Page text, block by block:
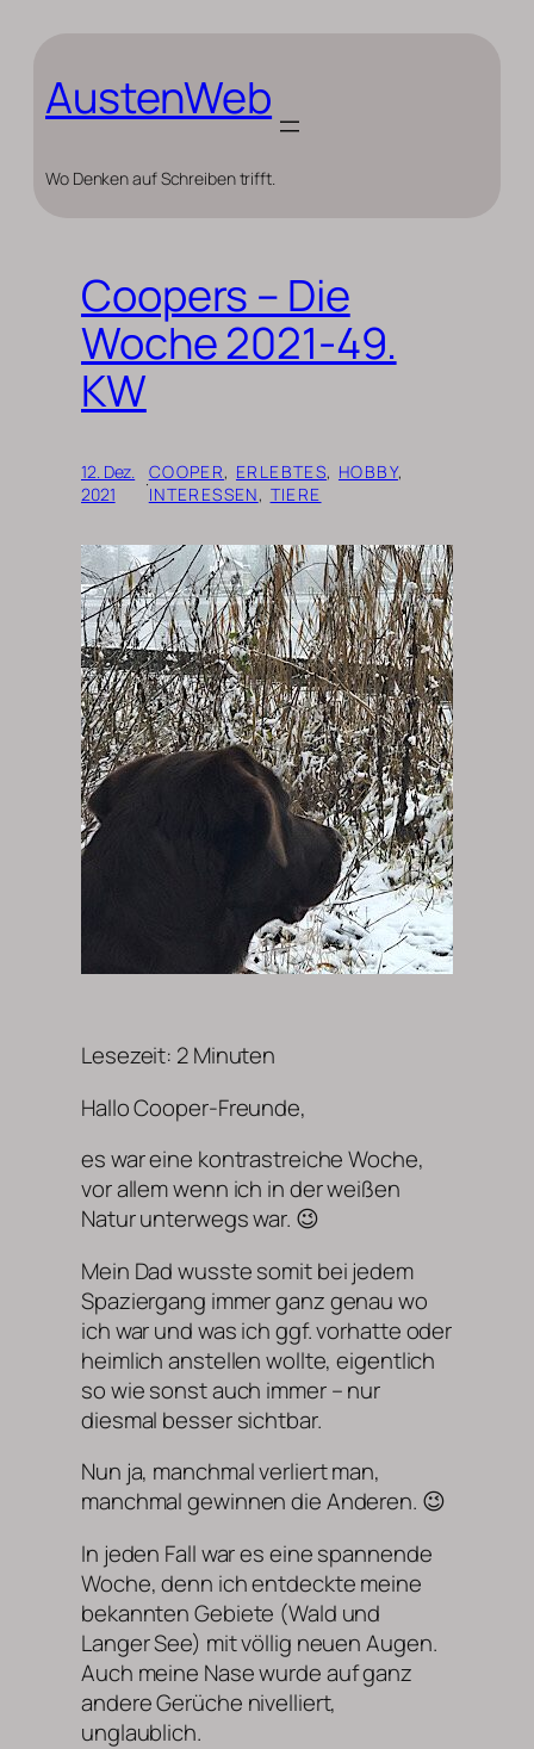
springen
AustenWeb
Wo Denken auf Schreiben trifft.
Coopers – Die
Woche 2021-49.
KW
12. Dez.
2021
·COOPER, ERLEBTES, HOBBY
INTERESSEN, TIERE
Lesezeit: 2Minuten
Hallo Cooper-Freunde,
es war eine kontrastreiche Woche,
vor allem wenn ich in der weißen
Natur unterwegs war. 😉
Mein Dad wusste somit bei jedem
Spaziergang immer ganz genau wo
ich war und was ich ggf. vorhatte oder
heimlich anstellen wollte, eigentlich
so wie sonst auch immer – nur
diesmal besser sichtbar.
Nun ja, manchmal verliert man,
manchmal gewinnen die Anderen. 😉
In jeden Fall war es eine spannende
Woche, denn ich entdeckte meine
bekannten Gebiete (Wald und
Langer See) mit völlig neuen Augen.
Auch meine Nase wurde auf ganz
andere Gerüche nivelliert,
unglaublich.